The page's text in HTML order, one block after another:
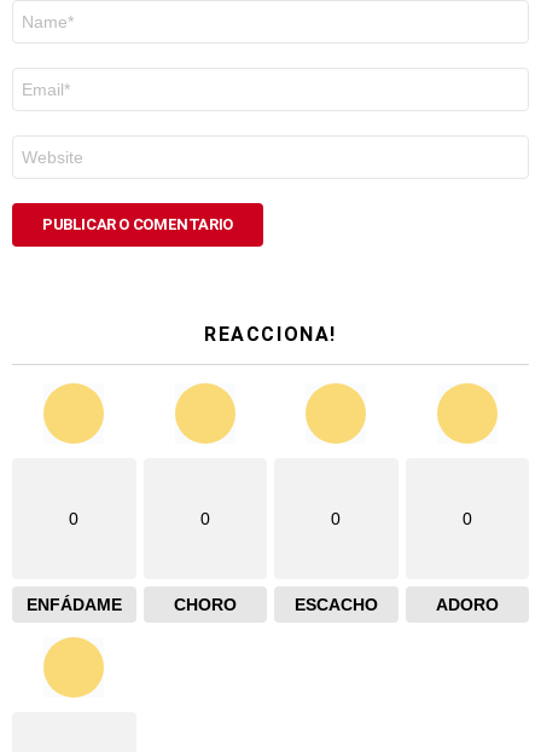
electrónico
*
REACCIONA!
0
ENFÁDAME
0
CHORO
0
ESCACHO
0
ADORO